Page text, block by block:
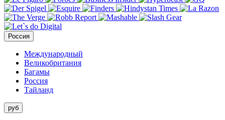
Россия
Международный
Великобритания
Багамы
Россия
Тайланд
руб